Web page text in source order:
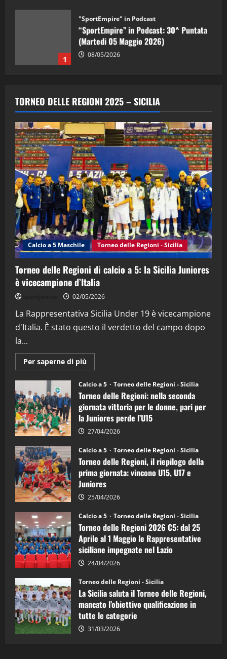
1
"SportEmpire" in Podcast
“SportEmpire” in Podcast: 30^ Puntata
(Martedi 05 Maggio 2026)
08/05/2026
2
“SportEmpire” in Podcast: 29^ Puntata
(Martedi 28 Aprile 2026)
3
"SportEmpire" in Podcast
“SportEmpire” in Podcast: 28^ Puntata
(Martedi 21 Aprile 2026)
21/04/2026
4
"SportEmpire" in Podcast Sport News
“SportEmpire” in Podcast: 27^ Puntata
(Martedi 14 Aprile 2026)
15/04/2026
"SportEmpire" in Podcast
“SportEmpire” in Podcast: 26^ Puntata
08/04/2026
TORNEO DELLE REGIONI 2025 – SICILIA
Calcio a 5 Maschile Torneo delle Regioni - Sicilia
Torneo delle Regioni di calcio a 5: la Sicilia Juniores
è vicecampione d’Italia
02/05/2026
La Rappresentativa Sicilia Under 19 è vicecampione
d'Italia. È stato questo il verdetto del campo dopo
la...
Per saperne di più
informazioni
Torneo
delle
Regioni
di
calcio
a
5:
la
Juniores
è
vicecampione
d’Italia
Calcio a 5 Torneo delle Regioni - Sicilia
Torneo delle Regioni: nella seconda
giornata vittoria per le donne, pari per
la Juniores perde l’U15
27/04/2026
Calcio a 5 Torneo delle Regioni - Sicilia
Torneo delle Regioni, il riepilogo della
prima giornata: vincono U15, U17 e
Juniores
25/04/2026
Calcio a 5 Torneo delle Regioni - Sicilia
Torneo delle Regioni 2026 C5: dal 25
Aprile al 1 Maggio le Rappresentative
siciliane impegnate nel Lazio
24/04/2026
Torneo delle Regioni - Sicilia
La Sicilia saluta il Torneo delle Regioni,
mancato l’obiettivo qualificazione in
tutte le categorie
31/03/2026